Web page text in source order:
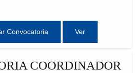
Convocatoria Ver
COORDINADOR